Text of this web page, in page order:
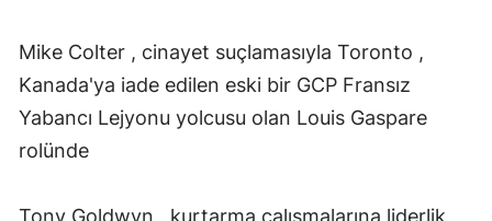
Mike Colter , cinayet suçlamasıyla Toronto ,
Kanada'ya iade edilen eski bir GCP Fransız
Yabancı Lejyonu yolcusu olan Louis Gaspare
rolünde
Tony Goldwyn , kurtarma çalışmalarına liderlik